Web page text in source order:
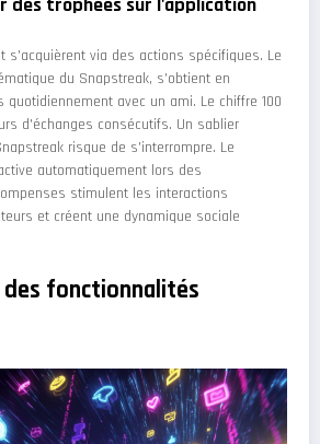
des trophées sur l'application
s'acquièrent via des actions spécifiques. Le
du Snapstreak, s'obtient en
quotidiennement avec un ami. Le chiffre 100
d'échanges consécutifs. Un sablier
risque de s'interrompre. Le
automatiquement lors des
stimulent les interactions
et créent une dynamique sociale
des fonctionnalités